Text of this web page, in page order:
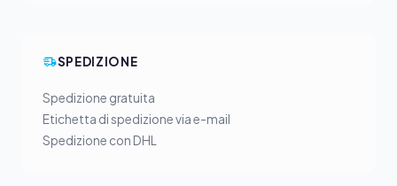
SPEDIZIONE
Spedizione gratuita
Etichetta di spedizione via e-mail
Spedizione con DHL